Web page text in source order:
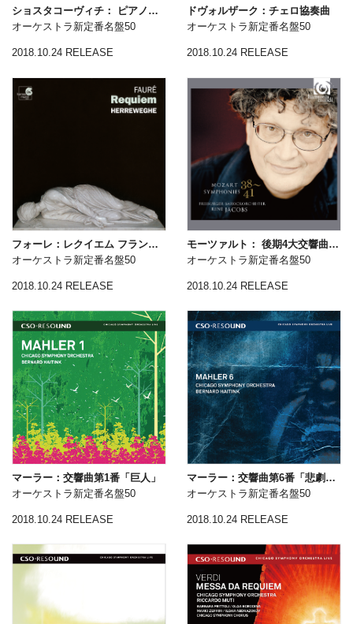
ショスタコーヴィチ： ピアノ協奏曲第1・2番、ヴァイオリン・ソナタ
オーケストラ新定番名盤50
2018.10.24 RELEASE
ドヴォルザーク：チェロ協奏曲
オーケストラ新定番名盤50
2018.10.24 RELEASE
フォーレ：レクイエム フランク：交響曲
オーケストラ新定番名盤50
2018.10.24 RELEASE
モーツァルト： 後期4大交響曲（第38～41番）
オーケストラ新定番名盤50
2018.10.24 RELEASE
マーラー：交響曲第1番「巨人」
オーケストラ新定番名盤50
2018.10.24 RELEASE
マーラー：交響曲第6番「悲劇的」
オーケストラ新定番名盤50
2018.10.24 RELEASE